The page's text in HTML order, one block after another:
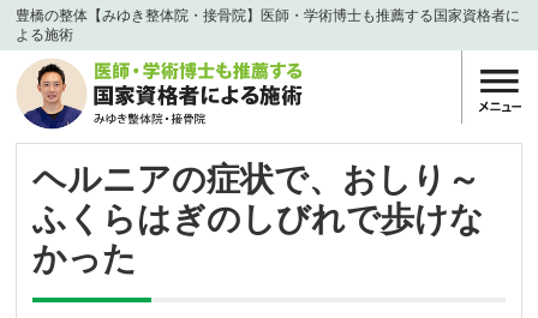
豊橋の整体【みゆき整体院・接骨院】医師・学術博士も推薦する国家資格者に
よる施術
ヘルニアの症状で、おしり～
ふくらはぎのしびれで歩けな
かった